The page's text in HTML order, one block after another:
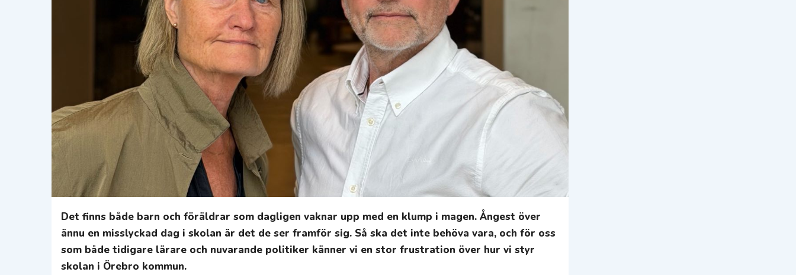
Det finns både barn och föräldrar som dagligen vaknar upp med en klump i magen. Ångest över
ännu en misslyckad dag i skolan är det de ser framför sig. Så ska det inte behöva vara, och för oss
som både tidigare lärare och nuvarande politiker känner vi en stor frustration över hur vi styr
skolan i Örebro kommun.